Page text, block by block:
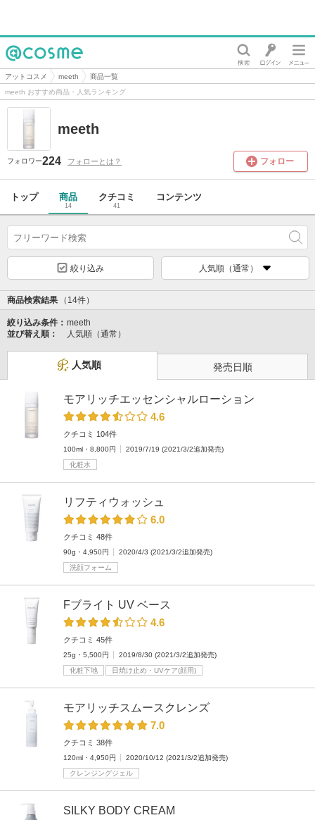
@cosme
アットコスメ meeth
商品一覧
meeth おすすめ商品・人気ランキング
meeth
フォロワー224 フォローとは？ フォロー
トップ 商品
14
クチコミ
41
コンテンツ
絞り込み 人気順（通常）
商品検索結果 （14件）
絞り込み条件： meeth
並び替え順：
人気順（通常）
人気順 発売日順
モアリッチエッセンシャルローション
4.6
クチコミ 104件
100ml・8,800円
2019/7/19 (2021/3/2追加発売)
化粧水
リフティウォッシュ
6.0
クチコミ 48件
90g・4,950円
2020/4/3 (2021/3/2追加発売)
洗顔フォーム
Fブライト UV ベース
4.6
クチコミ 45件
25g・5,500円
2019/8/30 (2021/3/2追加発売)
化粧下地
日焼け止め・UVケア(顔用)
モアリッチスムースクレンズ
7.0
クチコミ 38件
120ml・4,950円
2020/10/12 (2021/3/2追加発売)
クレンジングジェル
SILKY BODY CREAM